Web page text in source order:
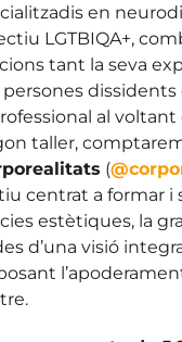
en
LGTBIQA+,
tant la seva
dissidents
al voltant
taller,
(
centrat a formar i
estètiques, la
d’una visió